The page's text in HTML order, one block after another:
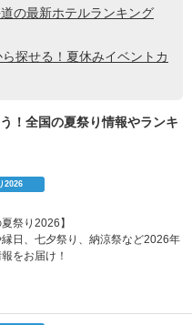
の最新ホテルランキング
ら探せる！夏休みイベントカ
！全国の夏祭り情報やランキ
2026
夏祭り2026】
日、七夕祭り、納涼祭など2026年
をお届け！